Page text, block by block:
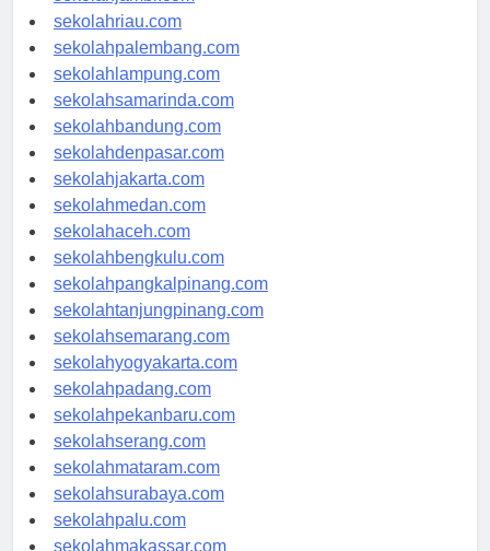
sekolahjambi.com
sekolahriau.com
sekolahpalembang.com
sekolahlampung.com
sekolahsamarinda.com
sekolahbandung.com
sekolahdenpasar.com
sekolahjakarta.com
sekolahmedan.com
sekolahaceh.com
sekolahbengkulu.com
sekolahpangkalpinang.com
sekolahtanjungpinang.com
sekolahsemarang.com
sekolahyogyakarta.com
sekolahpadang.com
sekolahpekanbaru.com
sekolahserang.com
sekolahmataram.com
sekolahsurabaya.com
sekolahpalu.com